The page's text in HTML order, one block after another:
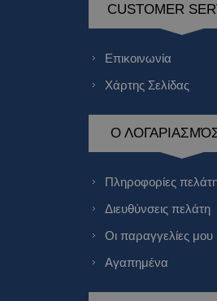
CUSTOMER
Επικοινωνία
Χάρτης Σελίδας
Ο
Πληροφορίες
Διευθύνσεις πελάτη
Οι παραγγελίες μου
Αγαπημένα